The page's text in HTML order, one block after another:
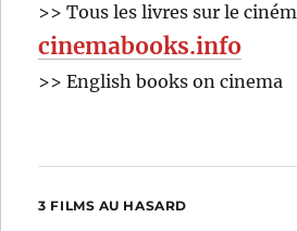
>> Tous les livres sur le
cinemabooks.info
>> English books on cinema
3 FILMS AU HASARD